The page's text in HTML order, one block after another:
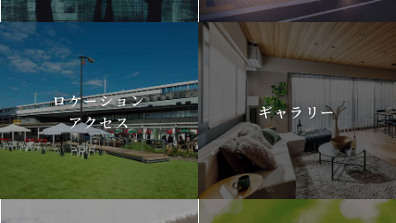
ロケーション
アクセス
ギャラリー